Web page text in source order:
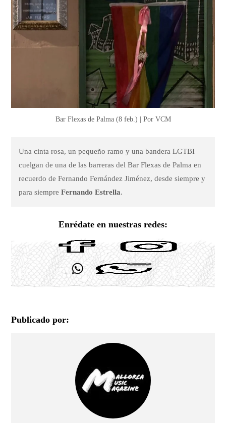
Bar Flexas de Palma (8 feb.) | Por VCM
Una cinta rosa, un pequeño ramo y una bandera LGTBI
cuelgan de una de las barreras del Bar Flexas de Palma en
recuerdo de Fernando Fernández Jiménez, desde siempre y
para siempreFernando Estrella.
Enrédate en nuestras redes:
Publicado por: